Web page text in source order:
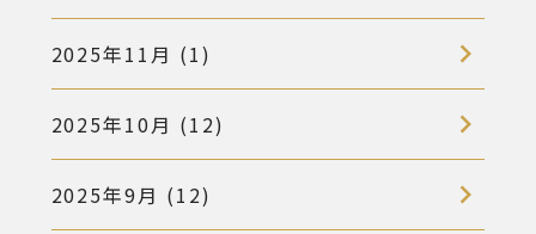
2025年11月 (1)
2025年10月 (12)
2025年9月 (12)